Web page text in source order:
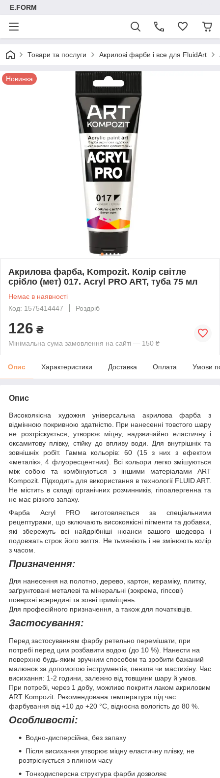
E.FORM
Товари та послуги Акрилові фарби і все для FluidArt
Новинка
Акрилова фарба, Kompozit. Колір світле
срібло (мет) 017. Acryl PRO ART, туба 75 мл
Немає в наявності
Код: 1575414447
Роздріб
126 ₴
Мінімальна сума замовлення на сайті — 150 ₴
Опис Характеристики Доставка Оплата Умови
Опис
Високоякісна художня універсальна акрилова фарба з
відмінною покривною здатністю. При нанесенні товстого шару
не розтріскується, утворює міцну, надзвичайно еластичну і
оксамитову плівку, стійку до впливу води. Для внутрішніх та
зовнішніх робіт. Гамма кольорів: 60 (15 з них з ефектом
«металік», 4 флуоресцентних). Всі кольори легко змішуються
між собою та комбінуються з іншими матеріалами ART
Kompozit. Підходить для використання в технології FLUID ART.
Не містить в складі органічних розчинників, гіпоалергенна та
не має різкого запаху.
Фарба Acryl PRO виготовляється за спеціальними
рецептурами, що включають високоякісні пігменти та добавки,
які збережуть всі найдрібніші нюанси вашого шедевра і
подовжать строк його життя. Не тьмяніють і не змінюють колір
з часом.
Призначення:
Для нанесення на полотно, дерево, картон, кераміку, плитку,
заґрунтовані металеві та мінеральні (зокрема, гіпсові)
поверхні всередині та зовні приміщень.
Для професійного призначення, а також для початківців.
Застосування:
Перед застосуванням фарбу ретельно перемішати, при
потребі перед цим розбавити водою (до 10 %). Нанести на
поверхню будь-яким зручним способом та зробити бажаний
малюнок за допомогою інструментів, пензля чи мастихіну. Час
висихання: 1-2 години, залежно від товщини шару й умов.
При потребі, через 1 добу, можливо покрити лаком акриловим
ART Kompozit. Рекомендована температура під час
фарбування від +10 до +20 °С, відносна вологість до 80 %.
Особливості:
Водно-дисперсійна, без запаху
Після висихання утворює міцну еластичну плівку, не
розтріскується з плином часу
Тонкодисперсна структура фарби дозволяє